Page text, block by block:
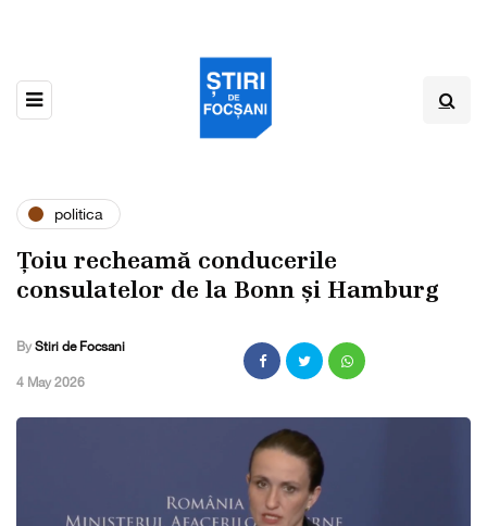
politica
Țoiu recheamă conducerile
consulatelor de la Bonn și Hamburg
By Stiri de Focsani
,4 May 2026